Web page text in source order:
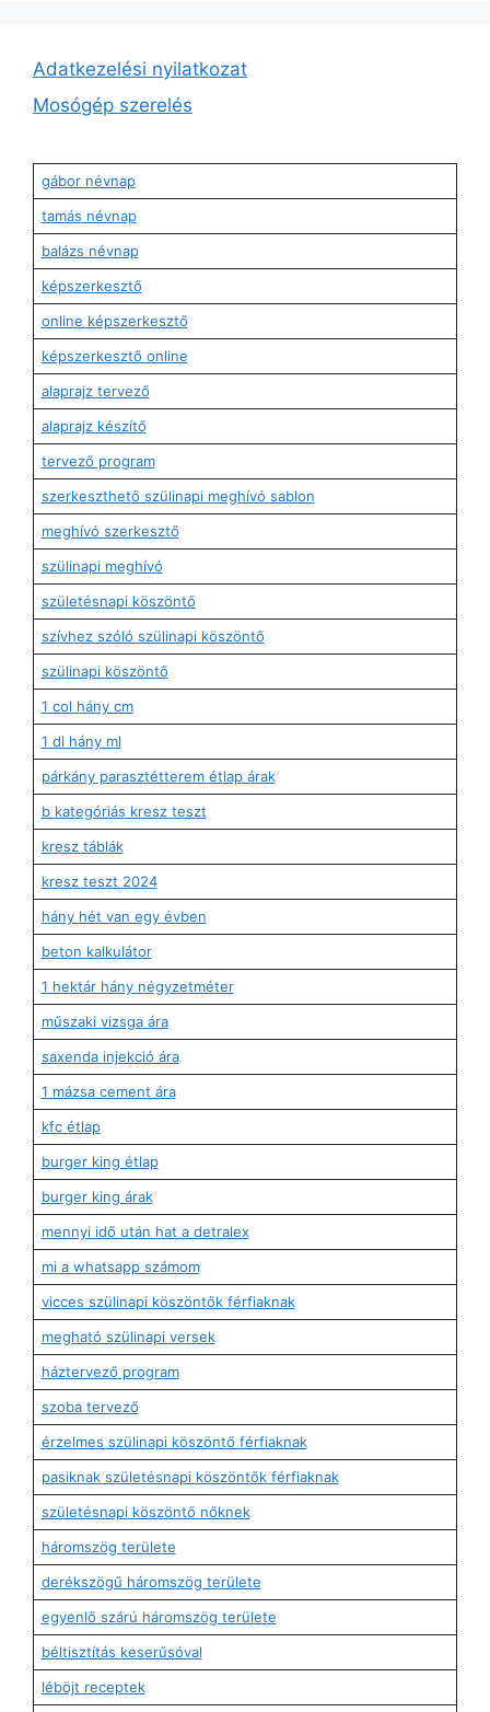
Adatkezelési nyilatkozat
Mosógép szerelés
gábor névnap
tamás névnap
balázs névnap
képszerkesztő
online képszerkesztő
képszerkesztő online
alaprajz tervező
alaprajz készítő
tervező program
szerkeszthető szülinapi meghívó sablon
meghívó szerkesztő
szülinapi meghívó
születésnapi köszöntő
szívhez szóló szülinapi köszöntő
szülinapi köszöntő
1 col hány cm
1 dl hány ml
párkány parasztétterem étlap árak
b kategóriás kresz teszt
kresz táblák
kresz teszt 2024
hány hét van egy évben
beton kalkulátor
1 hektár hány négyzetméter
műszaki vizsga ára
saxenda injekció ára
1 mázsa cement ára
kfc étlap
burger king étlap
burger king árak
mennyi idő után hat a detralex
mi a whatsapp számom
vicces szülinapi köszöntők férfiaknak
megható szülinapi versek
háztervező program
szoba tervező
érzelmes szülinapi köszöntő férfiaknak
pasiknak születésnapi köszöntők férfiaknak
születésnapi köszöntő nőknek
háromszög területe
derékszögű háromszög területe
egyenlő szárú háromszög területe
béltisztítás keserűsóval
léböjt receptek